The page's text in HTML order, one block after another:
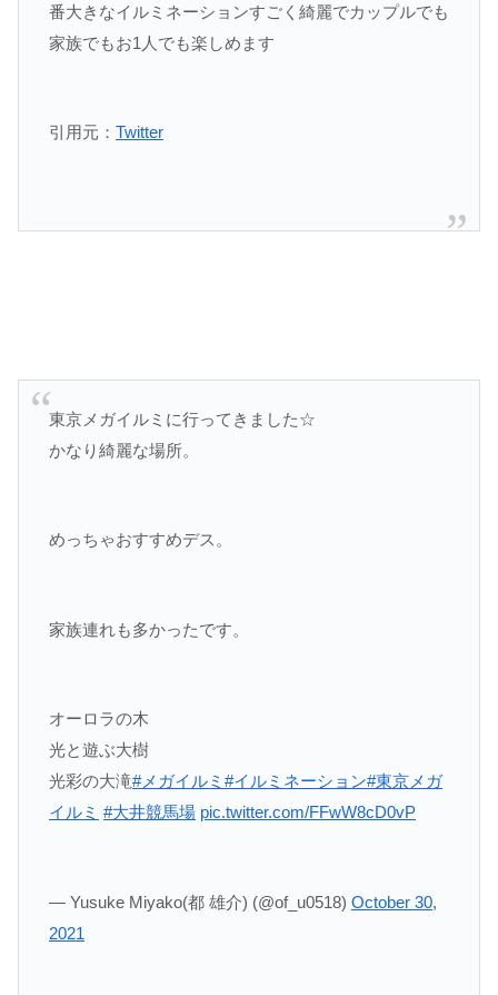
番大きなイルミネーションすごく綺麗でカップルでも
家族でもお1人でも楽しめます
引用元： Twitter
東京メガイルミに行ってきました☆
かなり綺麗な場所。
めっちゃおすすめデス。
家族連れも多かったです。
オーロラの木
光と遊ぶ大樹
光彩の大滝#メガイルミ #イルミネーション#東京メガ
イルミ #大井競馬場 pic.twitter.com/FFwW8cD0vP
— Yusuke Miyako(都 雄介) (@of_u0518) October 30,
2021